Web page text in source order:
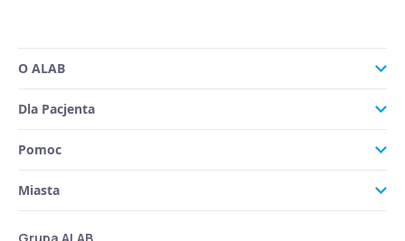
O ALAB
Dla Pacjenta
Pomoc
Miasta